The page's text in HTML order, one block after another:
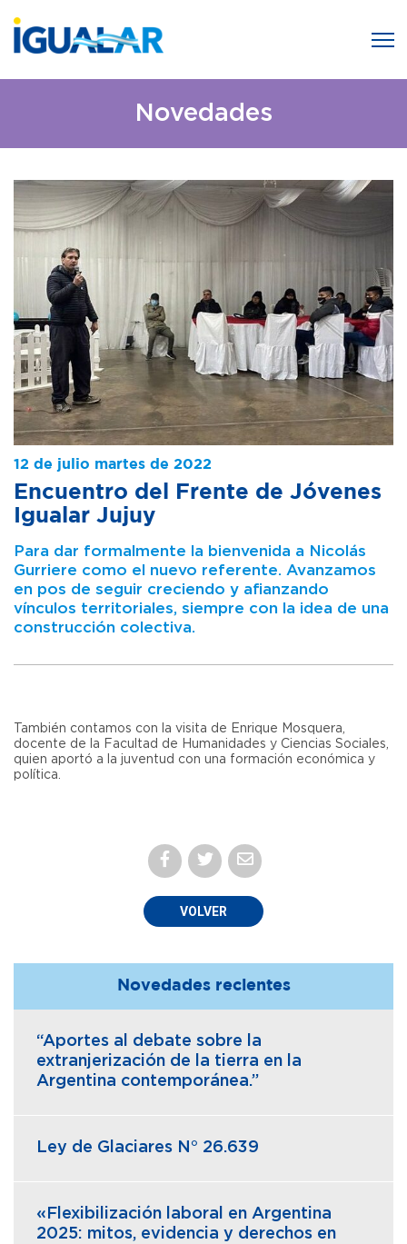
Novedades
12 de julio martes de 2022
Encuentro del Frente de Jóvenes
Igualar Jujuy
Para dar formalmente la bienvenida a Nicolás
Gurriere como el nuevo referente. Avanzamos
en pos de seguir creciendo y afianzando
vínculos territoriales, siempre con la idea de una
construcción colectiva.
También contamos con la visita de Enrique Mosquera,
docente de la Facultad de Humanidades y Ciencias Sociales,
quien aportó a la juventud con una formación económica y
política.
VOLVER
Novedades recientes
“Aportes al debate sobre la
extranjerización de la tierra en la
Argentina contemporánea.”
Ley de Glaciares N° 26.639
«Flexibilización laboral en Argentina
2025: mitos, evidencia y derechos en